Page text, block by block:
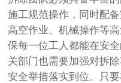
施工规范操作，同时配
高空作业、机械操作等
保每一位工人都能在安
关部门也需要加强对拆
安全举措落实到位。只